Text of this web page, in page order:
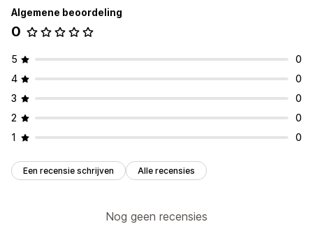
Algemene beoordeling
0
5
0
4
0
3
0
2
0
1
0
Een recensie schrijven Alle recensies
Nog geen recensies